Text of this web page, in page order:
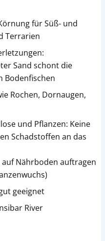
für Süß- und
Terrarien
Sand schont die
Bodenfischen
Rochen, Dornaugen,
und Pflanzen: Keine
Schadstoffen an das
Nährboden auftragen
geeignet
River